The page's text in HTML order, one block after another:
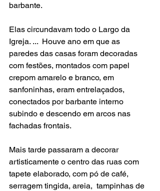
barbante.
Elas circundavam todo o Largo da
Igreja. ...  Houve ano em que as
paredes das casas foram decoradas
com festões, montados com papel
crepom amarelo e branco, em
sanfoninhas, eram entrelaçados,
conectados por barbante interno
subindo e descendo em arcos nas
fachadas frontais.
Mais tarde passaram a decorar
artisticamente o centro das ruas com
tapete elaborado, com pó de café,
serragem tingida, areia,  tampinhas de